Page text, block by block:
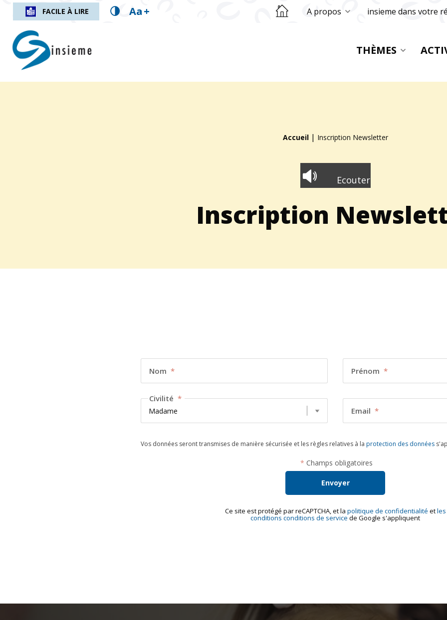
FACILE À LIRE Aa+ Retourner sur la page d'accueil
A propos insieme dans votre
insieme.ch
THÈMES
Accueil | Inscription Newsletter
Ecouter
Inscription
Nom * Prénom *
Civilité *
Email *
Vos données seront transmises de manière sécurisée et les règles relatives à la protection des données
* Champs obligatoires
Ce site est protégé par reCAPTCHA, et la politique de confidentialité etles
conditions conditions de servicede Google s'appliquent